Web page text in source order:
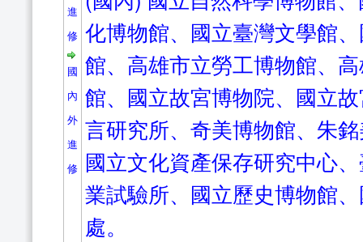
進
修
國
內
外
進
修
化博物館、國立臺灣文學館
館、高雄市立勞工博物館、
館、國立故宮博物院、國立
言研究所、奇美博物館、朱
國立文化資產保存研究中心
業試驗所、國立歷史博物館
處。